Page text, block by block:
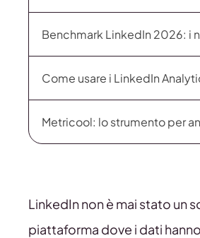
Benchmark LinkedIn 2026: i
Come usare i LinkedIn
Metricool: lo strumento per
LinkedIn non è mai stato un
piattaforma dove i dati